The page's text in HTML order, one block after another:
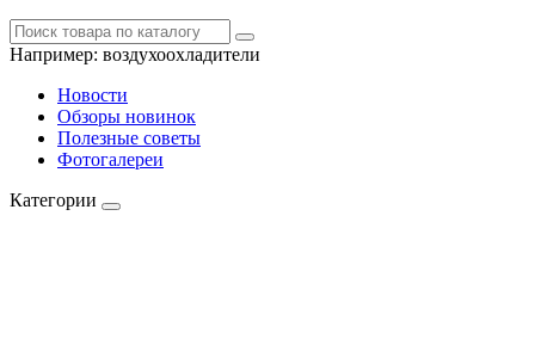
Например: воздухоохладители
Новости
Обзоры новинок
Полезные советы
Фотогалереи
Категории